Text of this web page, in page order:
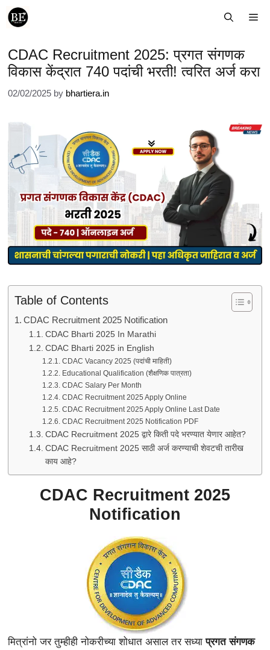
Skip
CDAC Recruitment 2025: प्रगत संगणक
विकास केंद्रात 740 पदांची भरती! त्वरित अर्ज करा
02/02/2025 by bhartiera.in
Table of Contents
CDAC Recruitment 2025 Notification
CDAC Bharti 2025 In Marathi
CDAC Bharti 2025 in English
CDAC Vacancy 2025 (पदांची माहिती)
Educational Qualification (शैक्षणिक पात्रता)
CDAC Salary Per Month
CDAC Recruitment 2025 Apply Online
CDAC Recruitment 2025 Apply Online Last Date
CDAC Recruitment 2025 Notification PDF
CDAC Recruitment 2025 द्वारे किती पदे भरण्यात येणार आहेत?
CDAC Recruitment 2025 साठी अर्ज करण्याची शेवटची तारीख
काय आहे?
CDAC Recruitment 2025
Notification
मित्रांनो जर तुम्हीही नोकरीच्या शोधात असाल तर सध्या प्रगत संगणक